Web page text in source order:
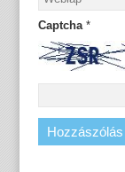
Captcha *